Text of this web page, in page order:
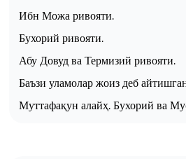
Ибн Можа ривояти.
Бухорий ривояти.
Абу Довуд ва Термизий ривояти.
Баъзи уламолар жоиз деб
Муттафақун алайҳ. Бухорий ва